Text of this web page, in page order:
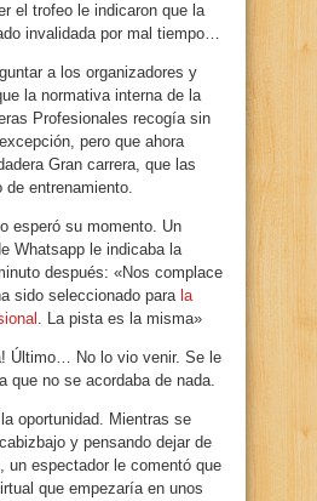
el trofeo le indicaron que la
invalidada por mal tiempo…
a los organizadores y
la normativa interna de la
Profesionales recogía sin
pero que ahora
Gran carrera, que las
de entrenamiento.
esperó su momento. Un
Whatsapp le indicaba la
después: «Nos complace
sido seleccionado para la
. La pista es la misma»
Último… No lo vio venir. Se le
que no se acordaba de nada.
oportunidad. Mientras se
y pensando dejar de
un espectador le comentó que
que empezaría en unos